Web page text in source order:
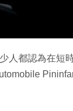
人都認為在短